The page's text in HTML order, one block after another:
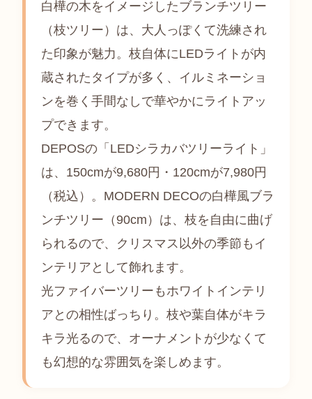
白樺の木をイメージしたブランチツリー
（枝ツリー）は、大人っぽくて洗練され
た印象が魅力。枝自体にLEDライトが内
蔵されたタイプが多く、イルミネーショ
ンを巻く手間なしで華やかにライトアッ
プできます。
DEPOSの「LEDシラカバツリーライト」
は、150cmが9,680円・120cmが7,980円
（税込）。MODERN DECOの白樺風ブラ
ンチツリー（90cm）は、枝を自由に曲げ
られるので、クリスマス以外の季節もイ
ンテリアとして飾れます。
光ファイバーツリーもホワイトインテリ
アとの相性ばっちり。枝や葉自体がキラ
キラ光るので、オーナメントが少なくて
も幻想的な雰囲気を楽しめます。